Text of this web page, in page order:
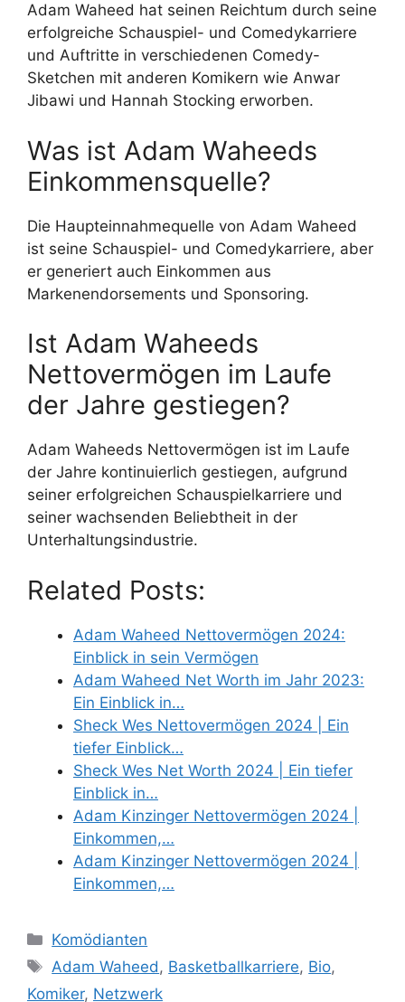
Adam Waheed hat seinen Reichtum durch seine
erfolgreiche Schauspiel- und Comedykarriere
und Auftritte in verschiedenen Comedy-
Sketchen mit anderen Komikern wie Anwar
Jibawi und Hannah Stocking erworben.
Was ist Adam Waheeds
Einkommensquelle?
Die Haupteinnahmequelle von Adam Waheed
ist seine Schauspiel- und Comedykarriere, aber
er generiert auch Einkommen aus
Markenendorsements und Sponsoring.
Ist Adam Waheeds
Nettovermögen im Laufe
der Jahre gestiegen?
Adam Waheeds Nettovermögen ist im Laufe
der Jahre kontinuierlich gestiegen, aufgrund
seiner erfolgreichen Schauspielkarriere und
seiner wachsenden Beliebtheit in der
Unterhaltungsindustrie.
Related Posts:
Adam Waheed Nettovermögen 2024:
Einblick in sein Vermögen
Adam Waheed Net Worth im Jahr 2023:
Ein Einblick in…
Sheck Wes Nettovermögen 2024 | Ein
tiefer Einblick…
Sheck Wes Net Worth 2024 | Ein tiefer
Einblick in…
Adam Kinzinger Nettovermögen 2024 |
Einkommen,…
Adam Kinzinger Nettovermögen 2024 |
Einkommen,…
Categories
Komödianten
Tags
Adam Waheed , Basketballkarriere, Bio,
Komiker, Netzwerk